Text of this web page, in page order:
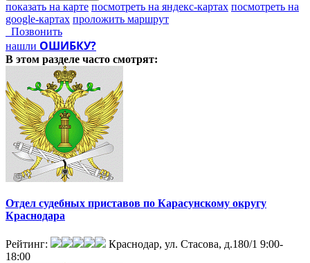
показать на карте посмотреть на яндекс-картах посмотреть на
google-картах проложить маршрут
Позвонить
нашли ОШИБКУ?
В этом разделе часто смотрят:
Отдел судебных приставов по Карасунскому округу
Краснодара
Рейтинг: Краснодар, ул. Стасова, д.180/1 9:00-
18:00